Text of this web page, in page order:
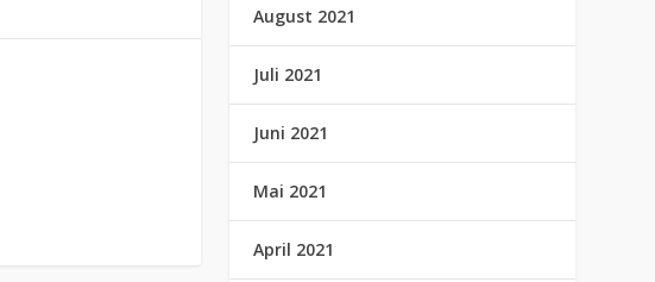
August 2021
Juli 2021
Juni 2021
Mai 2021
April 2021